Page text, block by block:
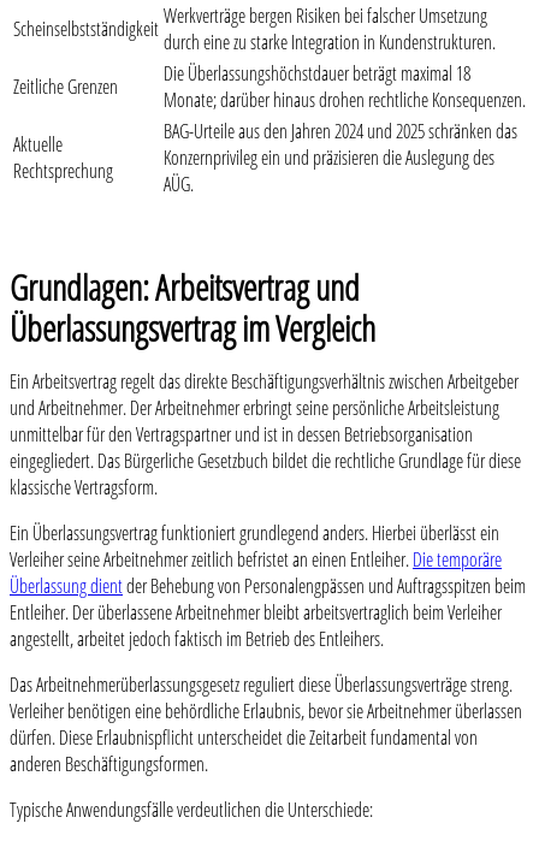
ScheinselbstständigkeitWerkverträge bergen Risiken bei falscher Umsetzung
durch eine zu starke Integration in Kundenstrukturen.
Zeitliche Grenzen
Die Überlassungshöchstdauer beträgt maximal 18
Monate; darüber hinaus drohen rechtliche Konsequenzen.
Aktuelle
Rechtsprechung
BAG-Urteile aus den Jahren 2024 und 2025 schränken das
Konzernprivileg ein und präzisieren die Auslegung des
AÜG.
Grundlagen: Arbeitsvertrag und
Überlassungsvertrag im Vergleich
Ein Arbeitsvertrag regelt das direkte Beschäftigungsverhältnis zwischen Arbeitgeber
und Arbeitnehmer. Der Arbeitnehmer erbringt seine persönliche Arbeitsleistung
unmittelbar für den Vertragspartner und ist in dessen Betriebsorganisation
eingegliedert. Das Bürgerliche Gesetzbuch bildet die rechtliche Grundlage für diese
klassische Vertragsform.
Ein Überlassungsvertrag funktioniert grundlegend anders. Hierbei überlässt ein
Verleiher seine Arbeitnehmer zeitlich befristet an einen Entleiher.Die temporäre
Überlassung dientder Behebung von Personalengpässen und Auftragsspitzen beim
Entleiher. Der überlassene Arbeitnehmer bleibt arbeitsvertraglich beim Verleiher
angestellt, arbeitet jedoch faktisch im Betrieb des Entleihers.
Das Arbeitnehmerüberlassungsgesetz reguliert diese Überlassungsverträge streng.
Verleiher benötigen eine behördliche Erlaubnis, bevor sie Arbeitnehmer überlassen
dürfen. Diese Erlaubnispflicht unterscheidet die Zeitarbeit fundamental von
anderen Beschäftigungsformen.
Typische Anwendungsfälle verdeutlichen die Unterschiede: